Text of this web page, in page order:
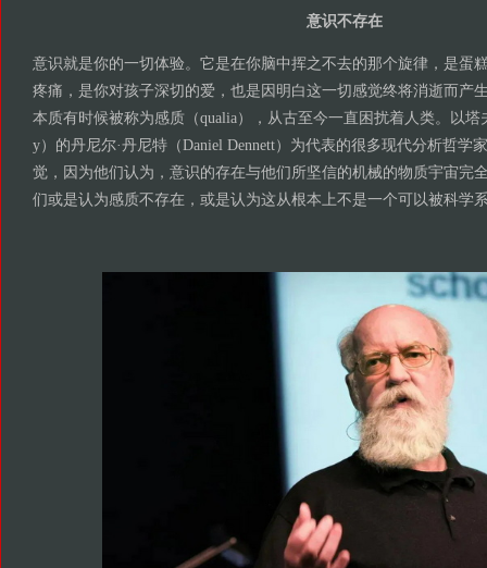
意识不存在
意识就是你的一切体验。它是在你脑中挥之不去的那个旋律，是蛋
疼痛，是你对孩子深切的爱，也是因明白这一切感觉终将消逝而产
本质有时候被称为感质（qualia），从古至今一直困扰着人类。以塔
y）的丹尼尔·丹尼特（Daniel Dennett）为代表的很多现代分析哲学
觉，因为他们认为，意识的存在与他们所坚信的机械的物质宇宙完
们或是认为感质不存在，或是认为这从根本上不是一个可以被科学